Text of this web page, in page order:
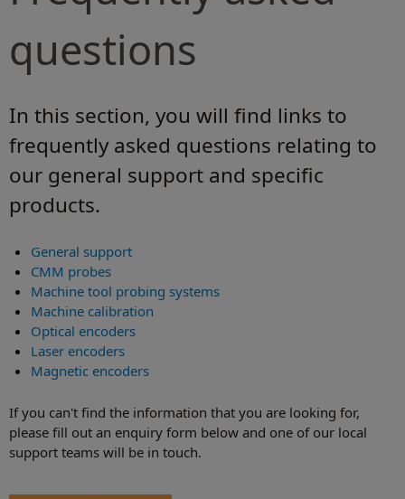
questions
In this section, you will find links to
frequently asked questions relating to
our general support and specific
products.
General support
CMM probes
Machine tool probing systems
Machine calibration
Optical encoders
Laser encoders
Magnetic encoders
If you can't find the information that you are looking for,
please fill out an enquiry form below and one of our local
support teams will be in touch.